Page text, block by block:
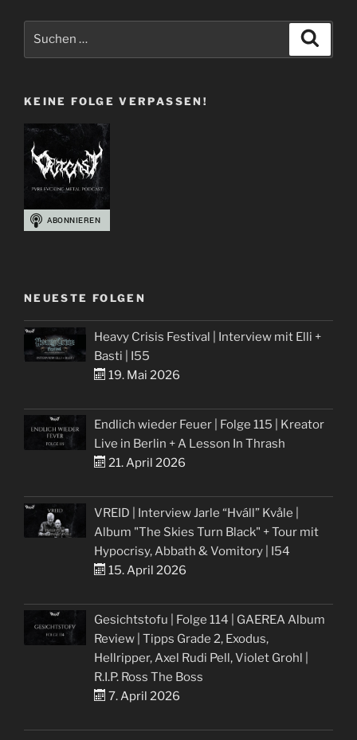
KEINE FOLGE VERPASSEN!
NEUESTE FOLGEN
Heavy Crisis Festival | Interview mit Elli +
Basti | I55
19. Mai 2026
Endlich wieder Feuer | Folge 115 | Kreator
Live in Berlin + A Lesson In Thrash
21. April 2026
VREID | Interview Jarle “Hváll” Kvåle |
Album "The Skies Turn Black" + Tour mit
Hypocrisy, Abbath & Vomitory | I54
15. April 2026
Gesichtstofu | Folge 114 | GAEREA Album
Review | Tipps Grade 2, Exodus,
Hellripper, Axel Rudi Pell, Violet Grohl |
R.I.P. Ross The Boss
7. April 2026